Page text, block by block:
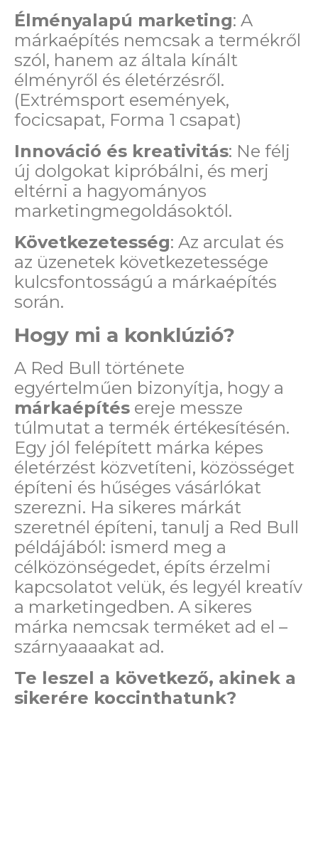
Élményalapú marketing: A
márkaépítés nemcsak a termékről
szól, hanem az általa kínált
élményről és életérzésről.
(Extrémsport események,
focicsapat, Forma 1 csapat)
Innováció és kreativitás: Ne félj
új dolgokat kipróbálni, és merj
eltérni a hagyományos
marketingmegoldásoktól.
Következetesség: Az arculat és
az üzenetek következetessége
kulcsfontosságú a márkaépítés
során.
Hogy mi a konklúzió?
A Red Bull története
egyértelműen bizonyítja, hogy a
márkaépítés ereje messze
túlmutat a termék értékesítésén.
Egy jól felépített márka képes
életérzést közvetíteni, közösséget
építeni és hűséges vásárlókat
szerezni. Ha sikeres márkát
szeretnél építeni, tanulj a Red Bull
példájából: ismerd meg a
célközönségedet, építs érzelmi
kapcsolatot velük, és legyél kreatív
a marketingedben. A sikeres
márka nemcsak terméket ad el –
szárnyaaaakat ad.
Te leszel a következő, akinek a
sikerére koccinthatunk?